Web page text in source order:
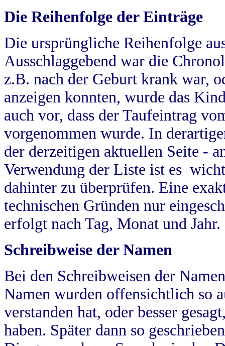
Die Reihenfolge der Einträge
Die ursprüngliche Reihenfolge
Ausschlaggebend war die
z.B. nach der Geburt krank war,
anzeigen konnten, wurde das
auch vor, dass der Taufeintrag
vorgenommen wurde. In
der derzeitigen aktuellen Seite -
Verwendung der Liste ist es
dahinter zu überprüfen. Eine
technischen Gründen nur
erfolgt nach Tag, Monat und Jahr.
Schreibweise der Namen
Bei den Schreibweisen der
Namen wurden offensichtlich so
verstanden hat, oder besser
haben. Später dann so